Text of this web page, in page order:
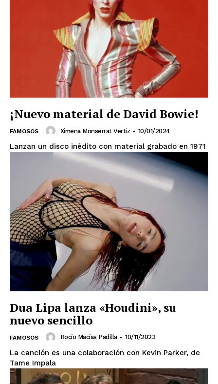
El Suplemento
¡Nuevo material de David Bowie!
FAMOSOS Ximena Monserrat Vertiz - 10/01/2024
Lanzan un disco inédito con material grabado en 1971
Dua Lipa lanza «Houdini», su
nuevo sencillo
FAMOSOS Rocío Macías Padilla - 10/11/2023
La canción es una colaboración con Kevin Parker, de
Tame Impala